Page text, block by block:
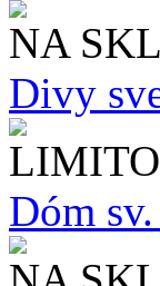
NA
Divy
Dóm